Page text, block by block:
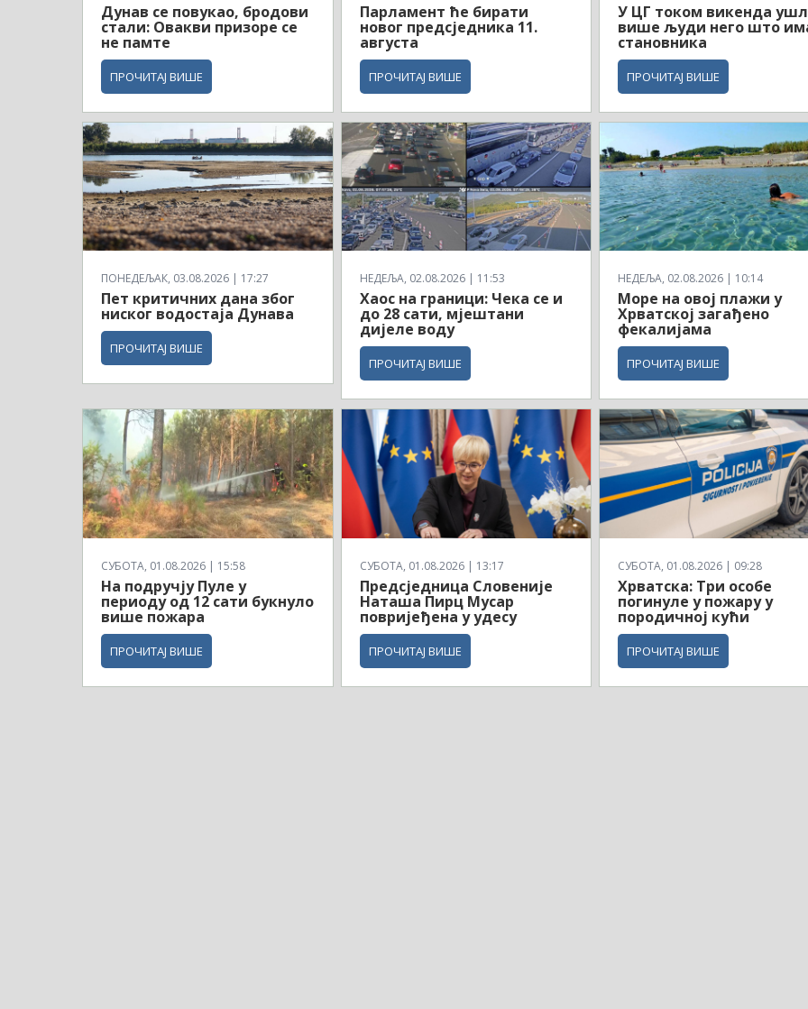
Дунав се повукао, бродови
стали: Овакви призоре се
не памте
ПРОЧИТАЈ ВИШЕ
Парламент ће бирати
новог предсједника 11.
августа
ПРОЧИТАЈ ВИШЕ
У ЦГ током викенда
више људи него што
становника
ПРОЧИТАЈ ВИШЕ
ПОНЕДЕЉАК, 03.08.2026 | 17:27
Пет критичних дана због
ниског водостаја Дунава
ПРОЧИТАЈ ВИШЕ
НЕДЕЉА, 02.08.2026 | 11:53
Хаос на граници: Чека се и
до 28 сати, мјештани
дијеле воду
ПРОЧИТАЈ ВИШЕ
НЕДЕЉА, 02.08.2026 | 10:14
Море на овој плажи у
Хрватској загађено
фекалијама
ПРОЧИТАЈ ВИШЕ
СУБОТА, 01.08.2026 | 15:58
На подручју Пуле у
периоду од 12 сати букнуло
више пожара
ПРОЧИТАЈ ВИШЕ
СУБОТА, 01.08.2026 | 13:17
Предсједница Словеније
Наташа Пирц Мусар
повријеђена у удесу
ПРОЧИТАЈ ВИШЕ
СУБОТА, 01.08.2026 | 09:28
Хрватска: Три особе
погинуле у пожару у
породичној кући
ПРОЧИТАЈ ВИШЕ